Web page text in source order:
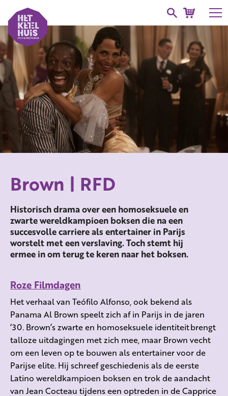
Brown | RFD
Historisch drama over een homoseksuele en
zwarte wereldkampioen boksen die na een
succesvolle carriere als entertainer in Parijs
worstelt met een verslaving. Toch stemt hij
ermee in om terug te keren naar het boksen.
Roze Filmdagen
Het verhaal van Teófilo Alfonso, ook bekend als
Panama Al Brown speelt zich af in Parijs in de jaren
‘30. Brown’szwarte en homoseksuele identiteit brengt
talloze uitdagingen met zich mee, maar Brown vecht
om een leven op te bouwen als entertainer voor de
Parijse elite. Hij schreef geschiedenis als de eerste
Latino wereldkampioen boksen en trok de aandacht
van Jean Cocteau tijdens een optreden in deCapprice